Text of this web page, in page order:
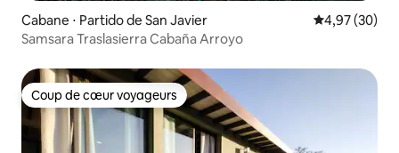
Cabane ⋅ Partido de San Javier Évaluation
4,97 (30)
Samsara Traslasierra Cabaña Arroyo
Coup de cœur voyageurs
Coup de cœur voyageurs